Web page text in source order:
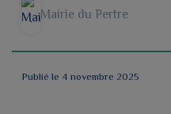
Mairie du Pertre
Publié le 4 novembre 2025